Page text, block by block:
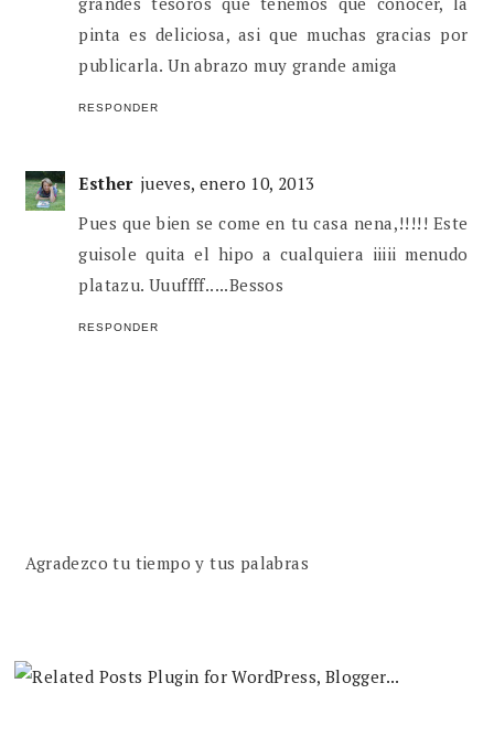
pinta es deliciosa, asi que muchas gracias por
publicarla. Un abrazo muy grande amiga
RESPONDER
Esther jueves, enero 10, 2013
Pues que bien se come en tu casa nena,!!!!! Este
guisole quita el hipo a cualquiera iiiii menudo
platazu. Uuuffff.....Bessos
RESPONDER
Agradezco tu tiempo y tus palabras